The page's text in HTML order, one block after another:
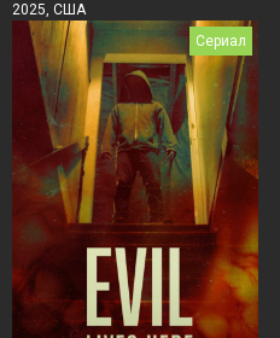
2025, США
Сериал